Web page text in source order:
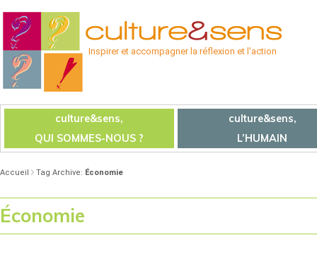
Inspirer et accompagner la réflexion et l'action
culture&sens,
QUI SOMMES-NOUS ?
culture&sens,
L’HUMAIN
Accueil Tag Archive: Économie
Économie